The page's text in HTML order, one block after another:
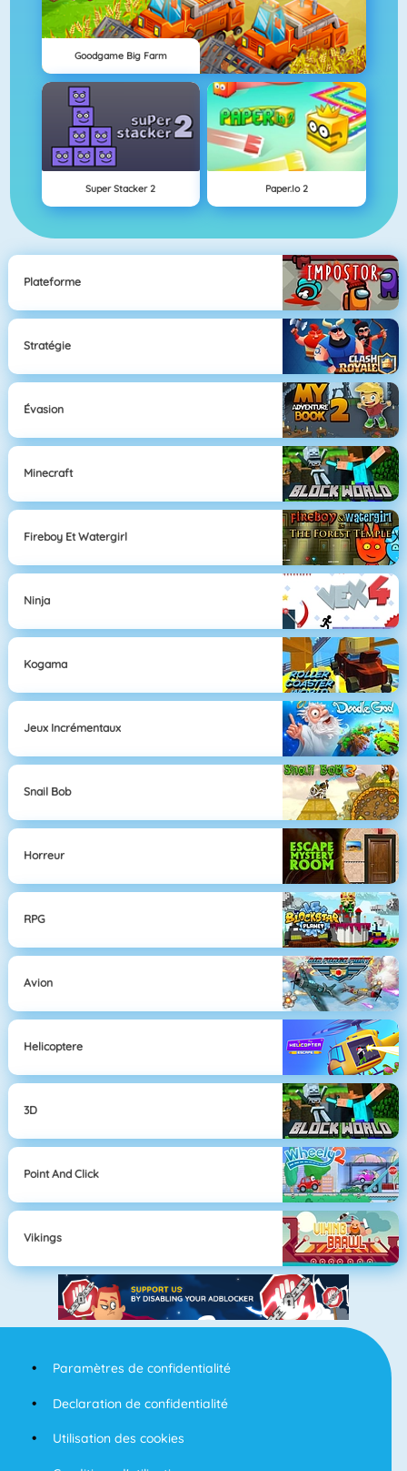
Goodgame Big Farm
Super Stacker 2 Paper.io 2
Plateforme
Stratégie
Évasion
Minecraft
Fireboy Et Watergirl
Ninja
Kogama
Jeux Incrémentaux
Snail Bob
Horreur
RPG
Avion
Helicoptere
3D
Point And Click
Vikings
Paramètres de confidentialité
Declaration de confidentialité
Utilisation des cookies